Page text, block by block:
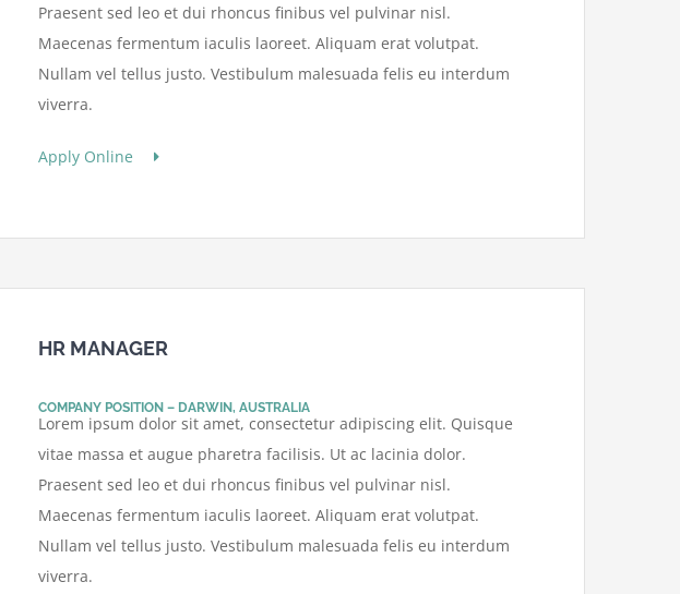
Praesent sed leo et dui rhoncus finibus vel pulvinar nisl.
Maecenas fermentum iaculis laoreet. Aliquam erat volutpat.
Nullam vel tellus justo. Vestibulum malesuada felis eu interdum
viverra.
Apply Online
HR MANAGER
COMPANY POSITION – DARWIN, AUSTRALIA
Lorem ipsum dolor sit amet, consectetur adipiscing elit. Quisque
vitae massa et augue pharetra facilisis. Ut ac lacinia dolor.
Praesent sed leo et dui rhoncus finibus vel pulvinar nisl.
Maecenas fermentum iaculis laoreet. Aliquam erat volutpat.
Nullam vel tellus justo. Vestibulum malesuada felis eu interdum
viverra.